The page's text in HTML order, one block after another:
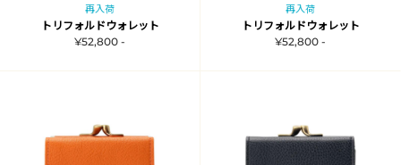
再入荷
トリフォルドウォレット
¥52,800 -
再入荷
トリフォルドウォレット
¥52,800 -